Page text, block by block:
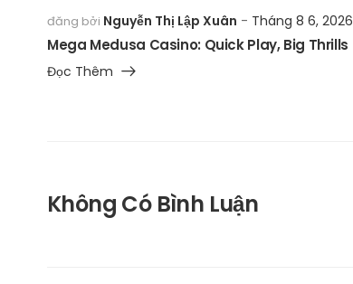
đăng bởi Nguyễn Thị Lập Xuân Tháng 8 6, 2026
Mega Medusa Casino: Quick Play, Big Thrills
Đọc Thêm
Không Có Bình Luận